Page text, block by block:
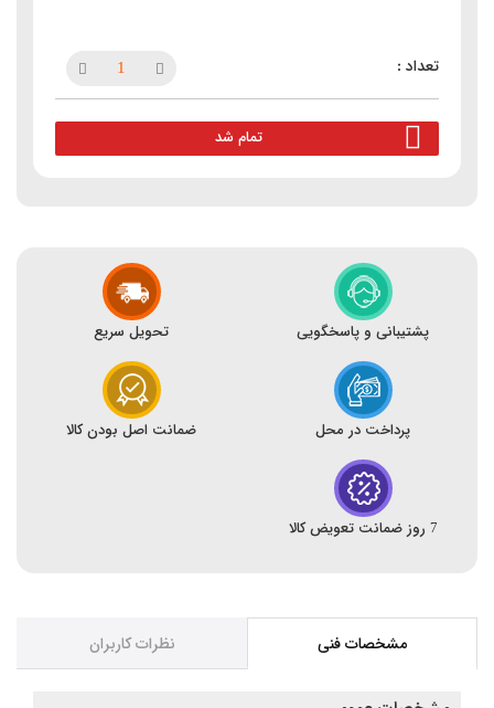
تمام شد
پشتیبانی و پاسخگویی تحویل سریع
پرداخت در محل ضمانت اصل بودن کالا
7 روز ضمانت تعویض کالا
مشخصات فنی نظرات کاربران